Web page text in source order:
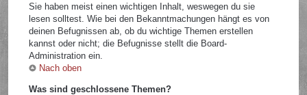
Sie haben meist einen wichtigen Inhalt, weswegen du sie
lesen solltest. Wie bei den Bekanntmachungen hängt es von
deinen Befugnissen ab, ob du wichtige Themen erstellen
kannst oder nicht; die Befugnisse stellt die Board-
Administration ein.
Nach oben
Was sind geschlossene Themen?